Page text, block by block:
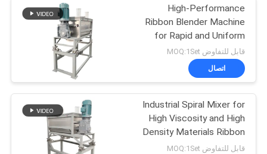
آلة طاحن طاحونة
55
High-Performance
Ribbon Blender Machine
for Rapid and Uniform
Mixing in Chemical and
Pharmaceutical
Industries
قابل للتفاوض MOQ:1Set
اتصال
Industrial Spiral Mixer for
High Viscosity and High
Density Materials Ribbon
Blender Machine
قابل للتفاوض MOQ:1Set